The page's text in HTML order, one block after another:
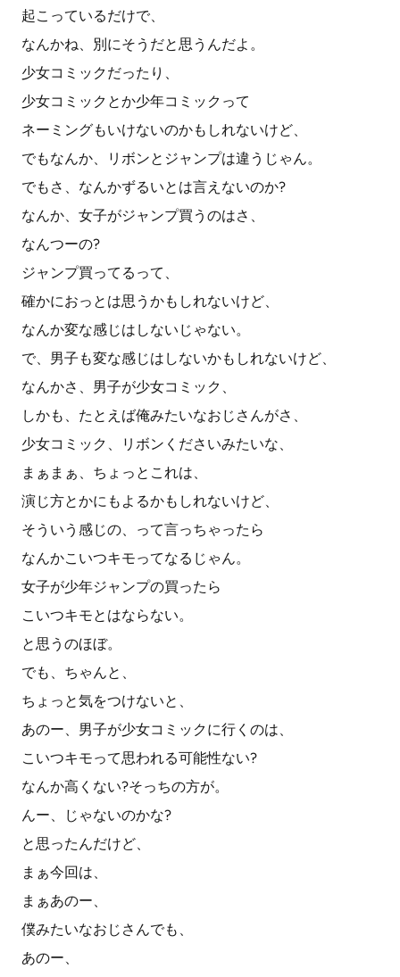
起こっているだけで、
なんかね、別にそうだと思うんだよ。
少女コミックだったり、
少女コミックとか少年コミックって
ネーミングもいけないのかもしれないけど、
でもなんか、リボンとジャンプは違うじゃん。
でもさ、なんかずるいとは言えないのか?
なんか、女子がジャンプ買うのはさ、
なんつーの?
ジャンプ買ってるって、
確かにおっとは思うかもしれないけど、
なんか変な感じはしないじゃない。
で、男子も変な感じはしないかもしれないけど、
なんかさ、男子が少女コミック、
しかも、たとえば俺みたいなおじさんがさ、
少女コミック、リボンくださいみたいな、
まぁまぁ、ちょっとこれは、
演じ方とかにもよるかもしれないけど、
そういう感じの、って言っちゃったら
なんかこいつキモってなるじゃん。
女子が少年ジャンプの買ったら
こいつキモとはならない。
と思うのほぼ。
でも、ちゃんと、
ちょっと気をつけないと、
あのー、男子が少女コミックに行くのは、
こいつキモって思われる可能性ない?
なんか高くない?そっちの方が。
んー、じゃないのかな?
と思ったんだけど、
まぁ今回は、
まぁあのー、
僕みたいなおじさんでも、
あのー、